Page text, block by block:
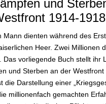
und
1914-1918
Mann dienten während des
Heer. Zwei Millionen
Das vorliegende Buch stellt ihr
und Sterben an der Westfront
die Darstellung einer
millionenfach gemachten